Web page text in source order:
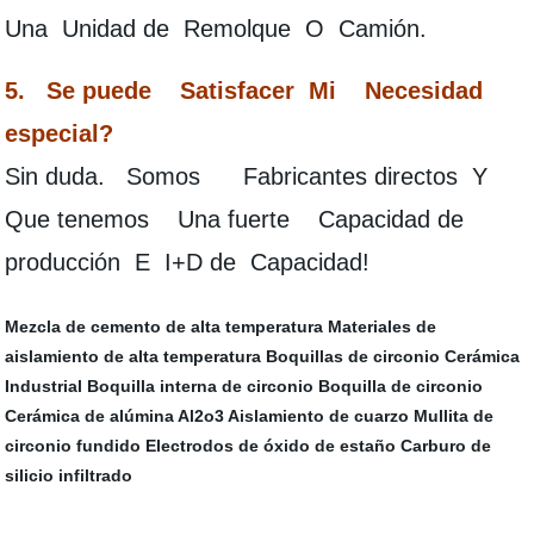
Una Unidad de Remolque O Camión.
5. Se puede Satisfacer Mi Necesidad
especial?
Sin duda. Somos Fabricantes directos Y
Que tenemos Una fuerte Capacidad de
producción E I+D de Capacidad!
Mezcla de cemento de alta temperatura Materiales de
aislamiento de alta temperatura Boquillas de circonio Cerámica
Industrial Boquilla interna de circonio Boquilla de circonio
Cerámica de alúmina Al2o3 Aislamiento de cuarzo Mullita de
circonio fundido Electrodos de óxido de estaño Carburo de
silicio infiltrado